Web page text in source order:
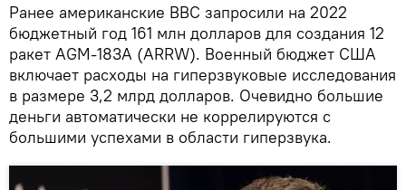
Ранее американские ВВС запросили на 2022
бюджетный год 161 млн долларов для создания 12
ракет AGM-183A (ARRW). Военный бюджет США
включает расходы на гиперзвуковые исследования
в размере 3,2 млрд долларов. Очевидно большие
деньги автоматически не коррелируются с
большими успехами в области гиперзвука.